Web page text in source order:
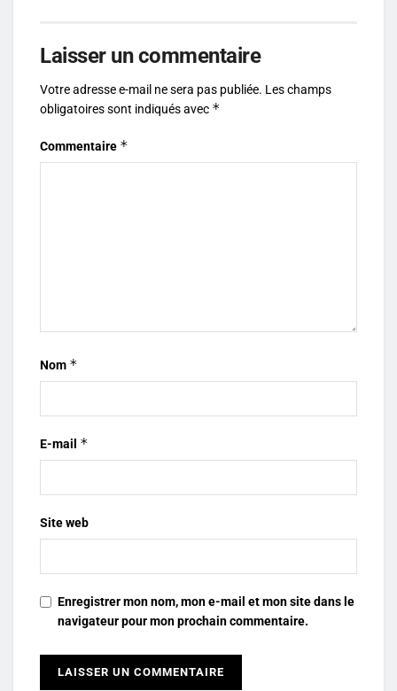
Laisser un commentaire
Votre adresse e-mail ne sera pas publiée. Les champs
obligatoires sont indiqués avec *
Commentaire *
Nom *
E-mail *
Site web
Enregistrer mon nom, mon e-mail et mon site dans le
navigateur pour mon prochain commentaire.